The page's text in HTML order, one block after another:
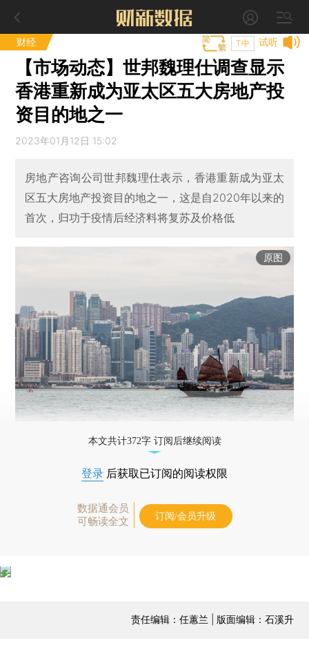
财经 试听
T中
【市场动态】世邦魏理仕调查显示
香港重新成为亚太区五大房地产投
资目的地之一
2023年01月12日 15:02
房地产咨询公司世邦魏理仕表示，香港重新成为亚太
区五大房地产投资目的地之一，这是自2020年以来的
首次，归功于疫情后经济料将复苏及价格低
原图
本文共计372字 订阅后继续阅读
登录 后获取已订阅的阅读权限
数据通会员
可畅读全文
订阅/会员升级
责任编辑：任蕙兰 | 版面编辑：石溪升